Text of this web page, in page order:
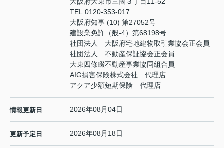
TEL:0120-353-017
大阪府知事 (10) 第27052号
建設業免許（般-4）第68198号
社団法人 大阪府宅地建物取引業協会正会員
社団法人 不動産保証協会正会員
大東四條畷不動産事業協同組合員
AIG損害保険株式会社 代理店
アクア少額短期保険 代理店
情報更新日 2026年08月04日
更新予定日 2026年08月18日